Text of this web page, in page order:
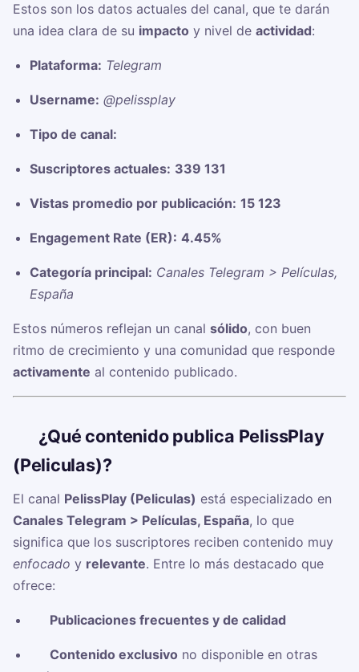
Estos son los datos actuales del canal, que te darán
una idea clara de su impacto y nivel de actividad:
Plataforma: Telegram
Username: @pelissplay
Tipo de canal:
Suscriptores actuales: 339 131
Vistas promedio por publicación: 15 123
Engagement Rate (ER): 4.45%
Categoría principal: Canales Telegram > Películas,
España
Estos números reflejan un canal sólido, con buen
ritmo de crecimiento y una comunidad que responde
activamente al contenido publicado.
¿Qué contenido publica PelissPlay
(Peliculas)?
El canal PelissPlay (Peliculas) está especializado en
Canales Telegram > Películas, España, lo que
significa que los suscriptores reciben contenido muy
enfocado y relevante. Entre lo más destacado que
ofrece:
Publicaciones frecuentes y de calidad
Contenido exclusivo no disponible en otras